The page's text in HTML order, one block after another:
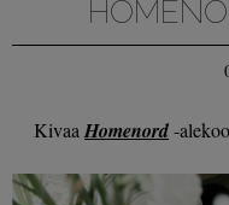
Kivaa Homenord-